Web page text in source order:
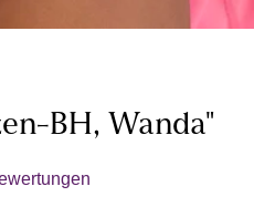
BH, Wanda"